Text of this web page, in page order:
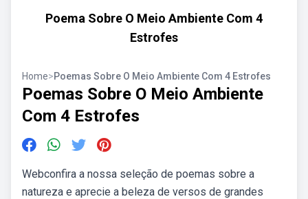
Poema Sobre O Meio Ambiente Com 4
Estrofes
Home>Poemas Sobre O Meio Ambiente Com 4 Estrofes
Poemas Sobre O Meio Ambiente
Com 4 Estrofes
Webconfira a nossa seleção de poemas sobre a
natureza e aprecie a beleza de versos de grandes